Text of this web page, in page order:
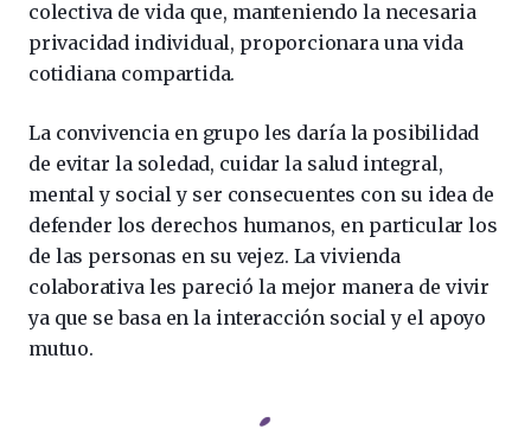
colectiva de vida que, manteniendo la necesaria
privacidad individual, proporcionara una vida
cotidiana compartida.
La convivencia en grupo les daría la posibilidad
de evitar la soledad, cuidar la salud integral,
mental y social y ser consecuentes con su idea de
defender los derechos humanos, en particular los
de las personas en su vejez. La vivienda
colaborativa les pareció la mejor manera de vivir
ya que se basa en la interacción social y el apoyo
mutuo.